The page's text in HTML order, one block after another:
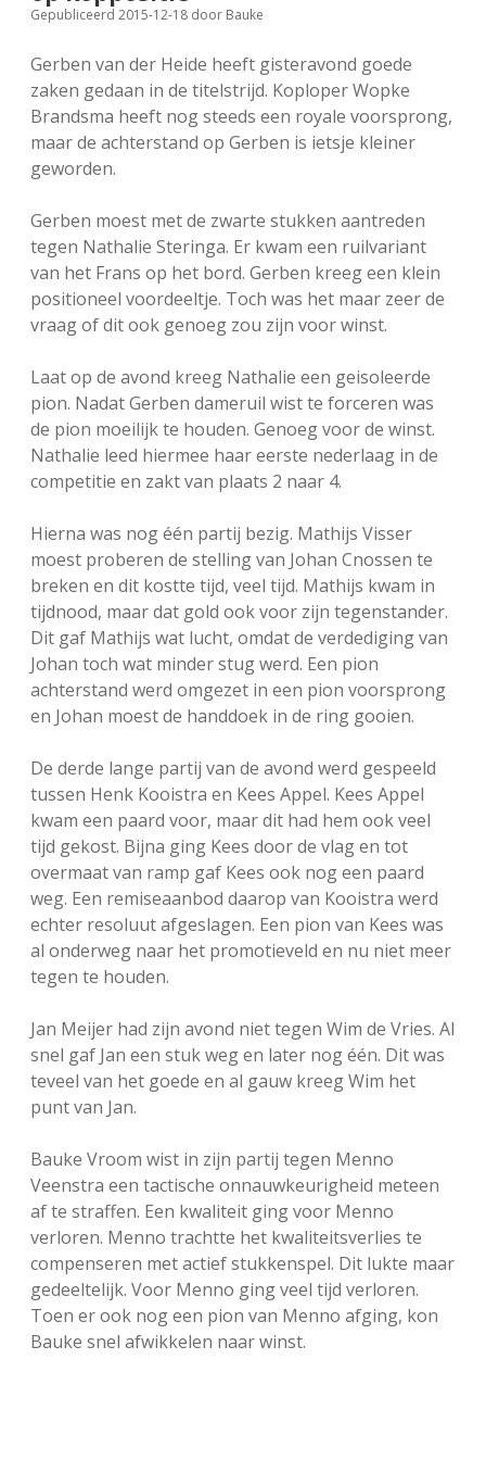
FSB: Schaakwoude II
FSB: Schaakwoude III
Koppelingen
Sponsoren
instagram
Gepubliceerd 2015-12-18 door Bauke
Gerben van der Heide heeft gisteravond goede
zaken gedaan in de titelstrijd. Koploper Wopke
Brandsma heeft nog steeds een royale voorsprong,
maar de achterstand op Gerben is ietsje kleiner
geworden.
Gerben moest met de zwarte stukken aantreden
tegen Nathalie Steringa. Er kwam een ruilvariant
van het Frans op het bord. Gerben kreeg een klein
positioneel voordeeltje. Toch was het maar zeer de
vraag of dit ook genoeg zou zijn voor winst.
Laat op de avond kreeg Nathalie een geisoleerde
pion. Nadat Gerben dameruil wist te forceren was
de pion moeilijk te houden. Genoeg voor de winst.
Nathalie leed hiermee haar eerste nederlaag in de
competitie en zakt van plaats 2 naar 4.
Hierna was nog één partij bezig. Mathijs Visser
moest proberen de stelling van Johan Cnossen te
breken en dit kostte tijd, veel tijd. Mathijs kwam in
tijdnood, maar dat gold ook voor zijn tegenstander.
Dit gaf Mathijs wat lucht, omdat de verdediging van
Johan toch wat minder stug werd. Een pion
achterstand werd omgezet in een pion voorsprong
en Johan moest de handdoek in de ring gooien.
De derde lange partij van de avond werd gespeeld
tussen Henk Kooistra en Kees Appel. Kees Appel
kwam een paard voor, maar dit had hem ook veel
tijd gekost. Bijna ging Kees door de vlag en tot
overmaat van ramp gaf Kees ook nog een paard
weg. Een remiseaanbod daarop van Kooistra werd
echter resoluut afgeslagen. Een pion van Kees was
al onderweg naar het promotieveld en nu niet meer
tegen te houden.
Jan Meijer had zijn avond niet tegen Wim de Vries. Al
snel gaf Jan een stuk weg en later nog één. Dit was
teveel van het goede en al gauw kreeg Wim het
punt van Jan.
Bauke Vroom wist in zijn partij tegen Menno
Veenstra een tactische onnauwkeurigheid meteen
af te straffen. Een kwaliteit ging voor Menno
verloren. Menno trachtte het kwaliteitsverlies te
compenseren met actief stukkenspel. Dit lukte maar
gedeeltelijk. Voor Menno ging veel tijd verloren.
Toen er ook nog een pion van Menno afging, kon
Bauke snel afwikkelen naar winst.